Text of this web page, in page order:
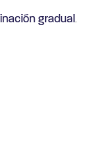
gradual.